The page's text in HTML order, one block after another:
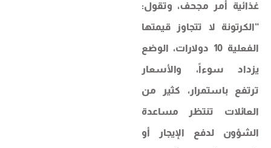
غذائية أمر مجحف، وتقول:
“الكرتونة لا تتجاوز قيمتها
الفعلية 10 دولارات، الوضع
يزداد سوءاً، والأسعار
ترتفع باستمرار، كثير من
العائلات تنتظر مساعدة
الشؤون لدفع الإيجار أو